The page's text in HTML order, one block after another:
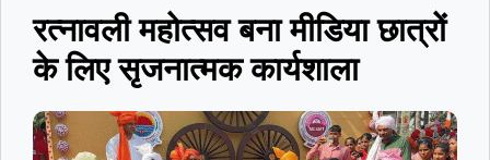
रत्नावली महोत्सव बना मीडिया छात्रों
के लिए सृजनात्मक कार्यशाला